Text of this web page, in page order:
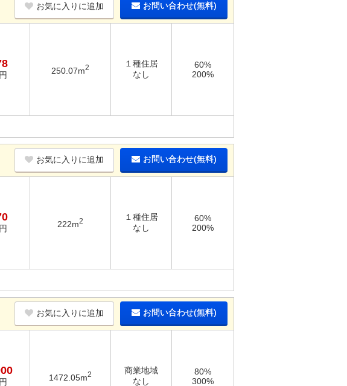
お気に入りに追加 お問い合わせ(無料)
250.07m2
１種住居
なし
60%
200%
お気に入りに追加 お問い合わせ(無料)
222m2
１種住居
なし
60%
200%
お気に入りに追加 お問い合わせ(無料)
1472.05m2
商業地域
なし
80%
300%